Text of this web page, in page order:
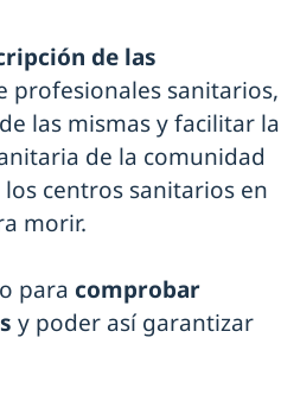
de las
profesionales sanitarios,
las mismas y facilitar la
de la comunidad
centros sanitarios en
morir.
para comprobar
y poder así garantizar